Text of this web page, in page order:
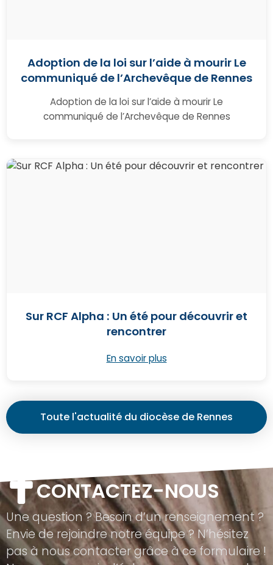
Adoption de la loi sur l’aide à mourir Le
communiqué de l’Archevêque de Rennes
Adoption de la loi sur l’aide à mourir Le
communiqué de l’Archevêque de Rennes
Sur RCF Alpha : Un été pour découvrir et
rencontrer
En savoir plus
Toute l'actualité du diocèse de Rennes
CONTACTEZ-NOUS
Une question ? Besoin d’un renseignement ?
Envie de rejoindre notre équipe ? N’hésitez
pas à nous contacter grâce à ce formulaire !